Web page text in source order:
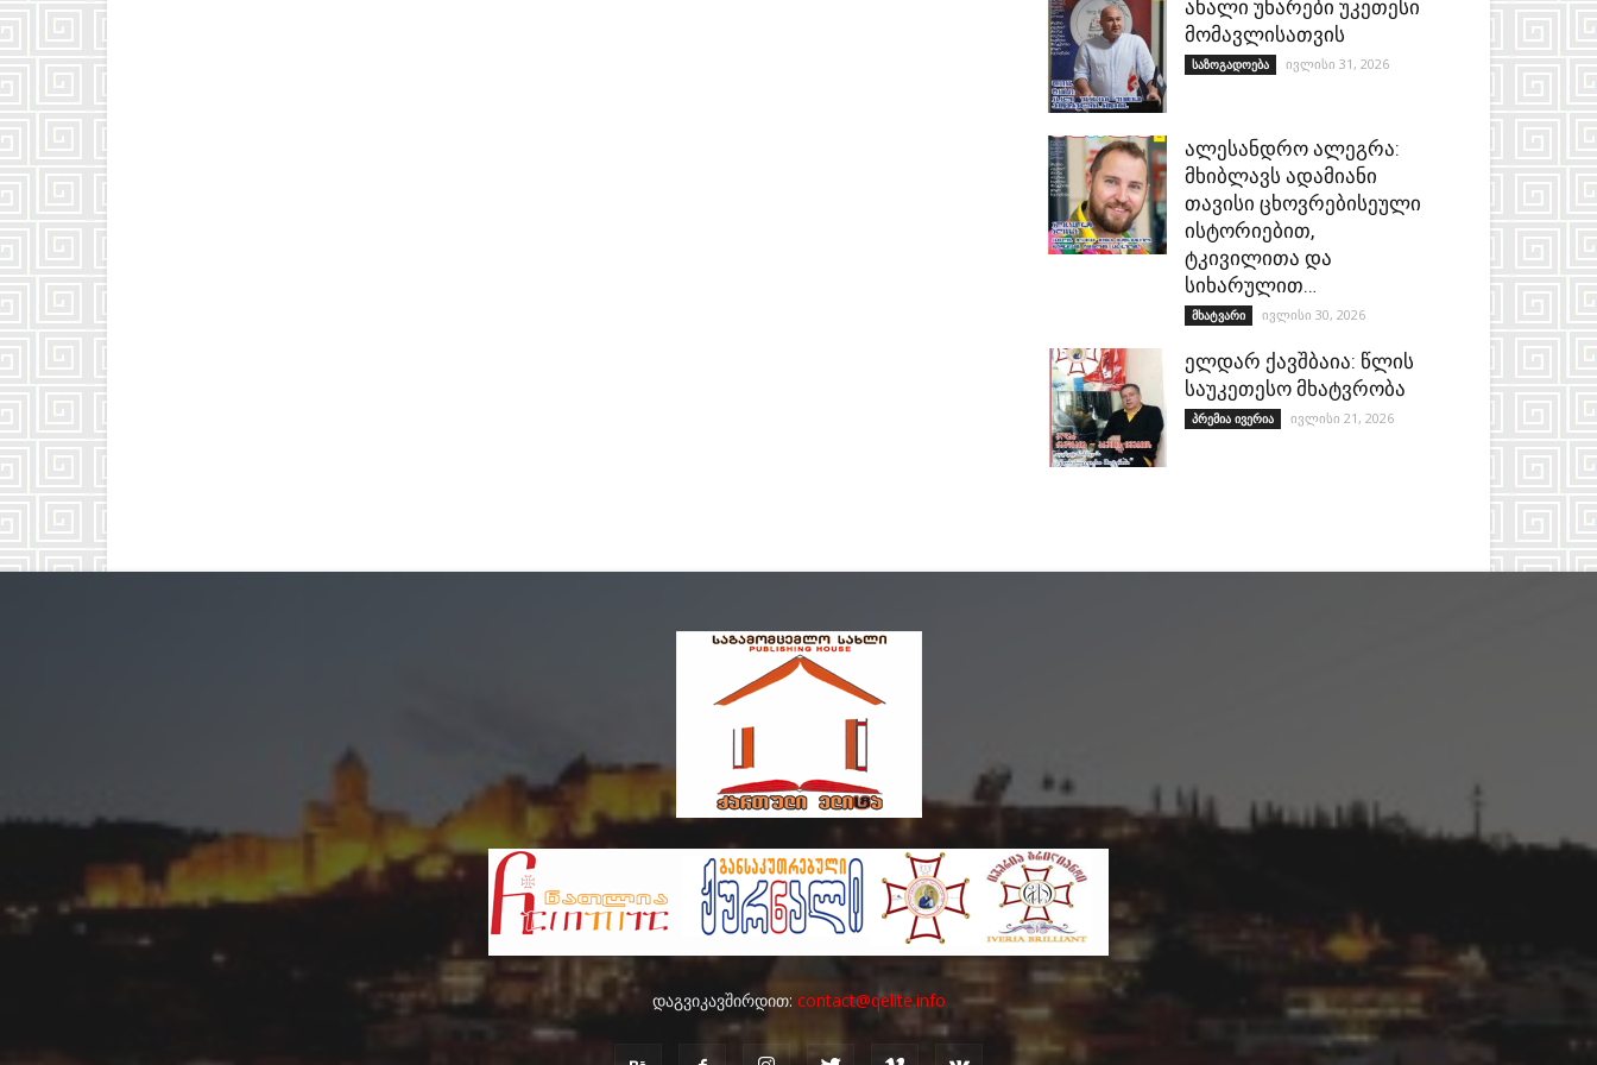
ახალი უნარები უკეთესი
მომავლისათვის
საზოგადოება ივლისი 31, 2026
ალესანდრო ალეგრა:
მხიბლავს ადამიანი
თავისი ცხოვრებისეული
ისტორიებით,
ტკივილითა და
სიხარულით…
მხატვარი ივლისი 30, 2026
ელდარ ქავშბაია: წლის
საუკეთესო მხატვრობა
პრემია ივერია ივლისი 21, 2026
დაგვიკავშირდით: contact@qelite.info